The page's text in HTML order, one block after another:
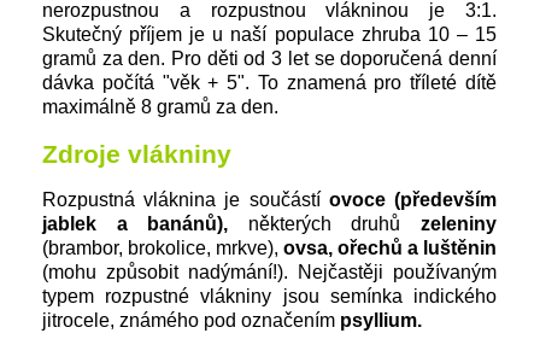
nerozpustnou a rozpustnou vlákninou je 3:1.
Skutečný příjem je u naší populace zhruba 10 – 15
gramů za den. Pro děti od 3 let se doporučená denní
dávka počítá "věk + 5". To znamená pro tříleté dítě
maximálně 8 gramů za den.
Zdroje vlákniny
Rozpustná vláknina je součástí ovoce (především
jablek a banánů), některých druhůzeleniny
(brambor, brokolice, mrkve), ovsa, ořechů a luštěnin
(mohu způsobit nadýmání!). Nejčastěji používaným
typem rozpustné vlákniny jsou semínka indického
jitrocele, známého pod označením psyllium.